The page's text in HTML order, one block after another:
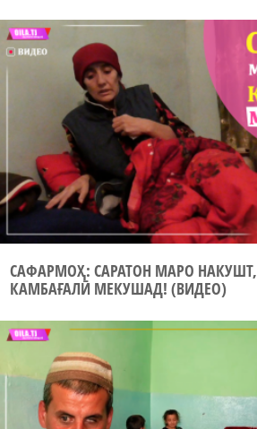
САФАРМОҲ: САРАТОН МАРО НАКУШТ,
КАМБАҒАЛӢ МЕКУШАД! (ВИДЕО)